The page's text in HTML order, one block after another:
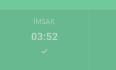
İMSAK
03:52